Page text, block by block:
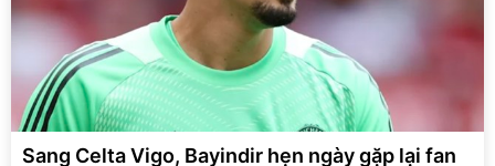
Sang Celta Vigo, Bayindir hẹn ngày gặp lại fan